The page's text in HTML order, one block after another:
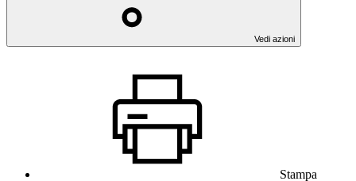
Vedi azioni
Stampa